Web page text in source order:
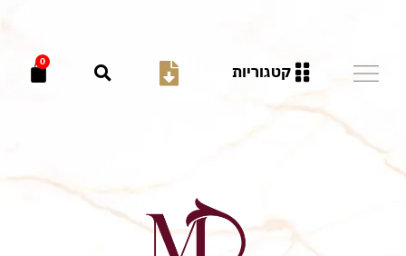
קטגוריות
0